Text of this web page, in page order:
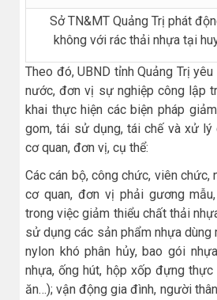
Sở TN&MT Quảng Trị phát
không với rác thải nhựa tại
Theo đó, UBND tỉnh Quảng Trị
nước, đơn vị sự nghiệp công lập
khai thực hiện các biện pháp
gom, tái sử dụng, tái chế và xử lý
cơ quan, đơn vị, cụ thể:
Các cán bộ, công chức, viên
cơ quan, đơn vị phải gương
trong việc giảm thiểu chất thải
sử dụng các sản phẩm nhựa
nylon khó phân hủy, bao gói
nhựa, ống hút, hộp xốp đựng
ăn…); vận động gia đình, người